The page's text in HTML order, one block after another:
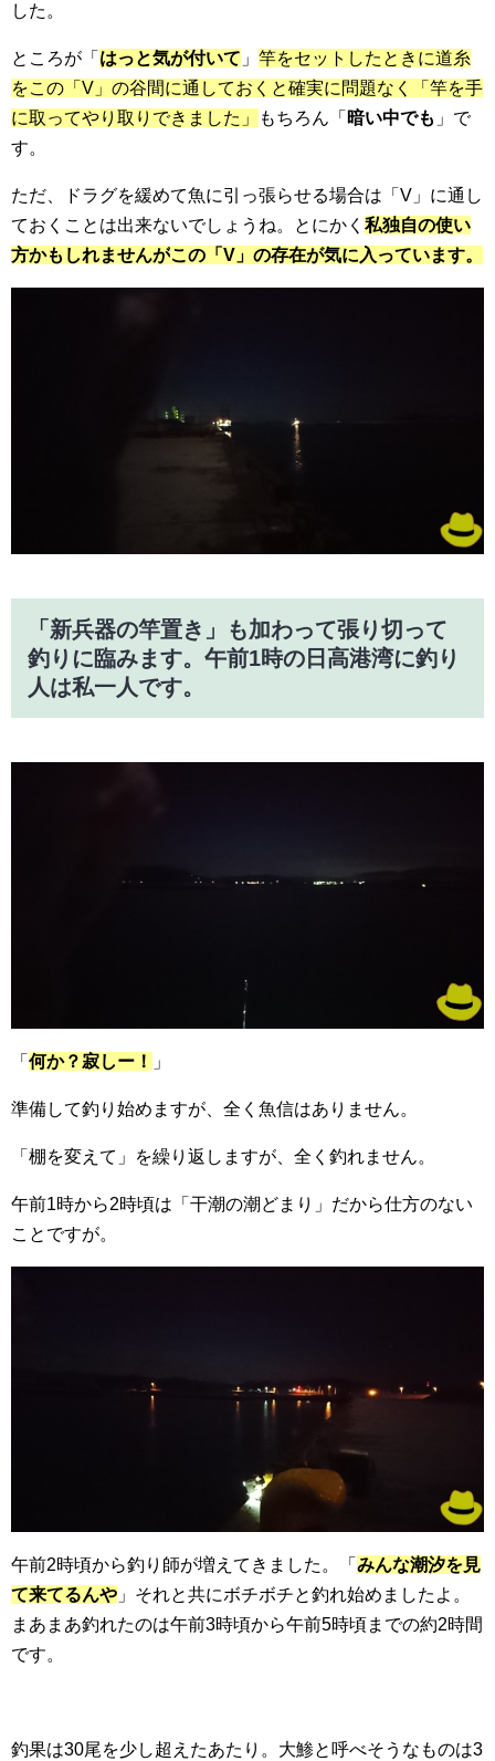
した。
ところが「 はっと気が付いて 」 竿をセットしたときに道糸
をこの「V」の谷間に通しておくと確実に問題なく「竿を手
に取ってやり取りできました」
もちろん「 暗い中でも 」で
す。
ただ、ドラグを緩めて魚に引っ張らせる場合は「V」に通し
ておくことは出来ないでしょうね。とにかく 私独自の使い
方かもしれませんがこの「V」の存在が気に入っています。
「新兵器の竿置き」も加わって張り切って
釣りに臨みます。午前1時の日高港湾に釣り
人は私一人です。
「 何か？寂しー！ 」
準備して釣り始めますが、全く魚信はありません。
「棚を変えて」を繰り返しますが、全く釣れません。
午前1時から2時頃は「干潮の潮どまり」だから仕方のない
ことですが。
午前2時頃から釣り師が増えてきました。「 みんな潮汐を見
て来てるんや 」それと共にボチボチと釣れ始めましたよ。
まあまあ釣れたのは午前3時頃から午前5時頃までの約2時間
です。
釣果は30尾を少し超えたあたり。大鯵と呼べそうなものは3